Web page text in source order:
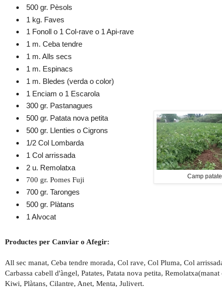
500 gr. Pèsols
1 kg. Faves
1 Fonoll o 1 Col-rave o 1 Api-rave
1 m. Ceba tendre
1 m. Alls secs
1 m. Espinacs
1 m. Bledes (verda o color)
1 Enciam o 1 Escarola
300 gr. Pastanagues
Camp
500 gr. Patata nova petita
500 gr. Llenties o Cigrons
1/2 Col Lombarda
1 Col arrissada
2 u. Remolatxa
700 gr. Pomes Fuji
700 gr. Taronges
500 gr. Plàtans
1 Alvocat
Productes per Canviar o Afegir:
All sec manat, Ceba tendre morada, Col rave, Col Pluma, Col
Carbassa cabell d'àngel, Patates, Patata nova petita,
Kiwi, Plàtans, Cilantre, Anet, Menta, Julivert.